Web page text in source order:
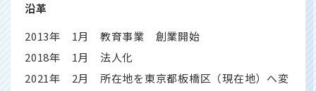
沿革
2013年 1月 教育事業 創業開始
2018年 1月 法人化
2021年 2月 所在地を東京都板橋区（現在地）へ変